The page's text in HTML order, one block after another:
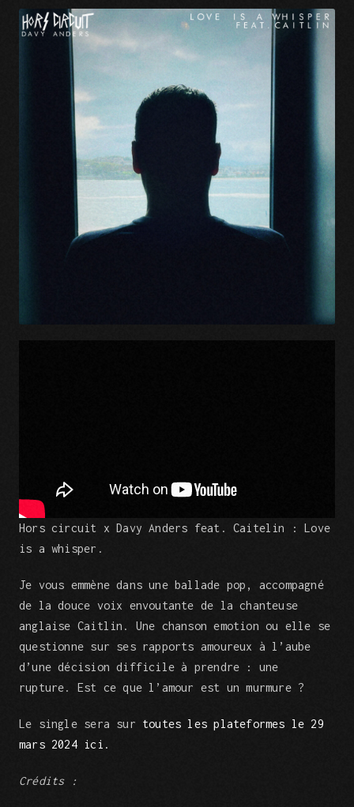
Hors circuit x Davy Anders feat. Caitelin : Love
is a whisper.
Je vous emmène dans une ballade pop, accompagné
de la douce voix envoutante de la chanteuse
anglaise Caitlin. Une chanson emotion ou elle se
questionne sur ses rapports amoureux à l’aube
d’une décision difficile à prendre : une
rupture. Est ce que l’amour est un murmure ?
Le single sera sur toutes les plateformes le 29
mars 2024 ici.
Crédits :